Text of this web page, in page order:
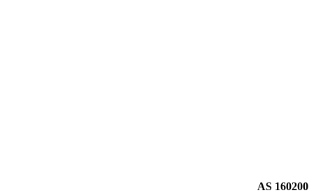
AS 160200